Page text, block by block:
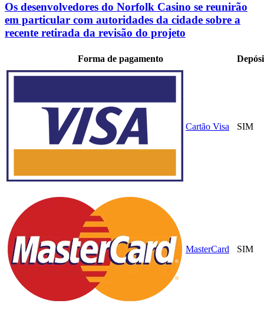
Os desenvolvedores do Norfolk Casino se reunirão
em particular com autoridades da cidade sobre a
recente retirada da revisão do projeto
Forma de pagamento
Cartão Visa SIM
MasterCard SIM